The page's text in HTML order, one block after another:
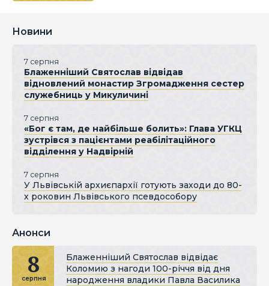
Новини
7 серпня
Блаженніший Святослав відвідав
відновлений монастир Згромадження сестер
служебниць у Микуличині
7 серпня
«Бог є там, де найбільше болить»: Глава УГКЦ
зустрівся з пацієнтами реабілітаційного
відділення у Надвірній
7 серпня
У Львівській архиєпархії готують заходи до 80-
х роковин Львівського псевдособору
Анонси
8
серпня
Блаженніший Святослав відвідає
Коломию з нагоди 100-річчя від дня
народження владики Павла Василика